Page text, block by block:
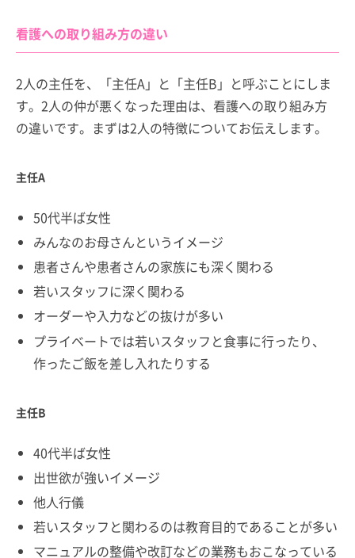
看護への取り組み方の違い
2人の主任を、「主任A」と「主任B」と呼ぶことにしま
す。2人の仲が悪くなった理由は、看護への取り組み方
の違いです。まずは2人の特徴についてお伝えします。
主任A
50代半ば女性
みんなのお母さんというイメージ
患者さんや患者さんの家族にも深く関わる
若いスタッフに深く関わる
オーダーや入力などの抜けが多い
プライベートでは若いスタッフと食事に行ったり、
作ったご飯を差し入れたりする
主任B
40代半ば女性
出世欲が強いイメージ
他人行儀
若いスタッフと関わるのは教育目的であることが多い
マニュアルの整備や改訂などの業務もおこなっている